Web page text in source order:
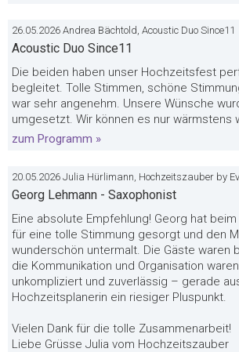
26.05.2026 Andrea Bächtold, Acoustic Duo Since11
Acoustic Duo Since11
Die beiden haben unser Hochzeitsfest
begleitet. Tolle Stimmen, schöne
war sehr angenehm. Unsere Wünsche
umgesetzt. Wir können es nur wärmstens
zum Programm »
20.05.2026 Julia Hürlimann, Hochzeitszauber by
Georg Lehmann - Saxophonist
Eine absolute Empfehlung! Georg hat
für eine tolle Stimmung gesorgt und den
wunderschön untermalt. Die Gäste waren
die Kommunikation und Organisation
unkompliziert und zuverlässig – gerade
Hochzeitsplanerin ein riesiger Pluspunkt.
Vielen Dank für die tolle Zusammenarbeit!
Liebe Grüsse Julia vom Hochzeitszauber